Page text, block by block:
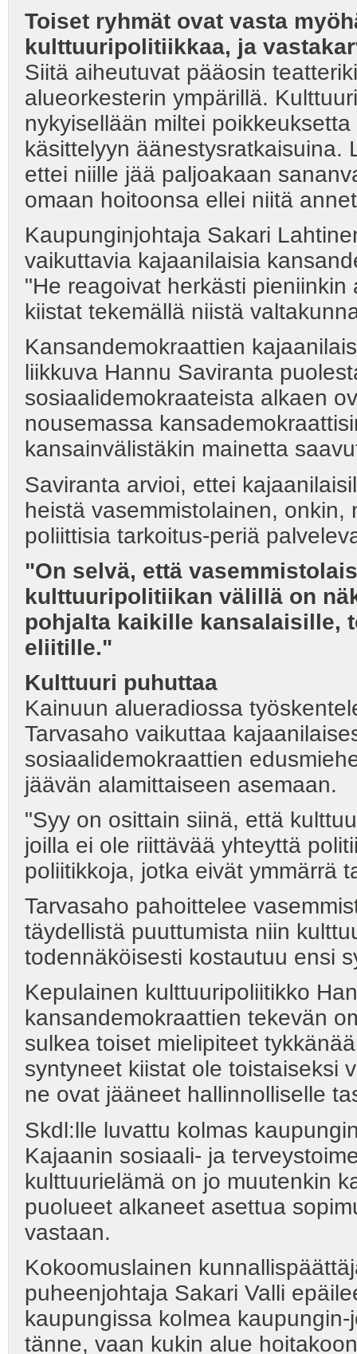
Toiset ryhmät ovat vasta
kulttuuripolitiikkaa, ja
Siitä aiheutuvat pääosin
alueorkesterin ympärillä.
nykyisellään miltei
käsittelyyn
ettei niille jää paljoakaan
omaan hoitoonsa ellei niitä
Kaupunginjohtaja Sakari
vaikuttavia kajaanilaisia
"He reagoivat herkästi
kiistat tekemällä niistä
Kansandemokraattien
liikkuva Hannu Saviranta
sosiaalidemokraateista alkaen
nousemassa
kansainvälistäkin mainetta
Saviranta arvioi, ettei
heistä vasemmistolainen,
poliittisia tarkoitus-periä
"On selvä, että
kulttuuripolitiikan välillä on
pohjalta kaikille kansalaisille,
eliitille."
Kulttuuri puhuttaa
Kainuun alueradiossa
Tarvasaho vaikuttaa
sosiaalidemokraattien
jäävän alamittaiseen asemaan.
"Syy on osittain siinä, että
joilla ei ole riittävää yhteyttä
poliitikkoja, jotka eivät ymmärrä
Tarvasaho pahoittelee
täydellistä puuttumista niin
todennäköisesti kostautuu ensi
Kepulainen kulttuuripoliitikko
kansandemokraattien tekevän
sulkea toiset mielipiteet
syntyneet kiistat ole toistaiseksi
ne ovat jääneet hallinnolliselle
Skdl:lle luvattu kolmas
Kajaanin sosiaali- ja
kulttuurielämä on jo muutenkin
puolueet alkaneet asettua
vastaan.
Kokoomuslainen
puheenjohtaja Sakari Valli
kaupungissa kolmea
tänne, vaan kukin alue